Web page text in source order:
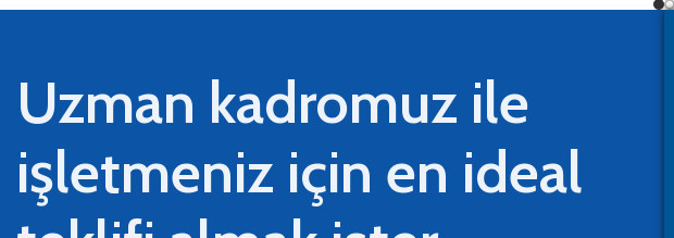
Uzman kadromuz ile
işletmeniz için en ideal